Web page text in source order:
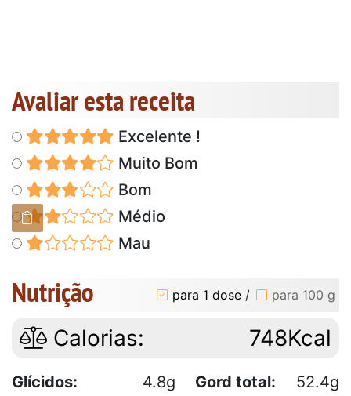
Avaliar esta receita
Excelente !
Muito Bom
Bom
Médio
Mau
Nutrição para 1 dose / para 100 g
Calorias: 748Kcal
Glícidos: 4.8g Gord total:
52.4g